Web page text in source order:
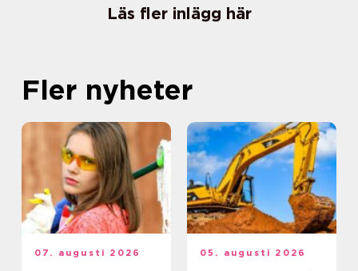
Läs fler inlägg här
Fler nyheter
07. augusti 2026 05. augusti 2026